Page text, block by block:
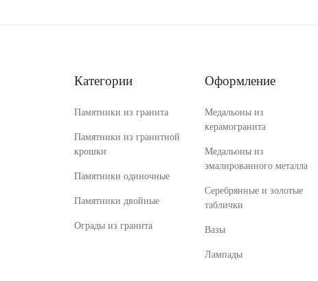
Категории
Памятники из гранита
Памятники из гранитной
крошки
Памятники одиночные
Памятники двойные
Ограды из гранита
Оформление
Медальоны из
керамогранита
Медальоны из
эмалированного металла
Серебрянные и золотые
таблички
Вазы
Лампады